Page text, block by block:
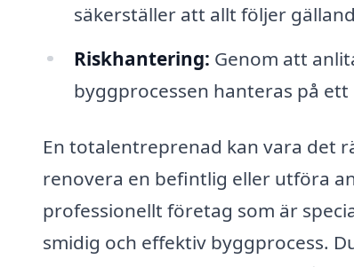
säkerställer att allt följer
Riskhantering: Genom att
byggprocessen hanteras på
En totalentreprenad kan vara det
renovera en befintlig eller utföra
professionellt företag som är
smidig och effektiv byggprocess.